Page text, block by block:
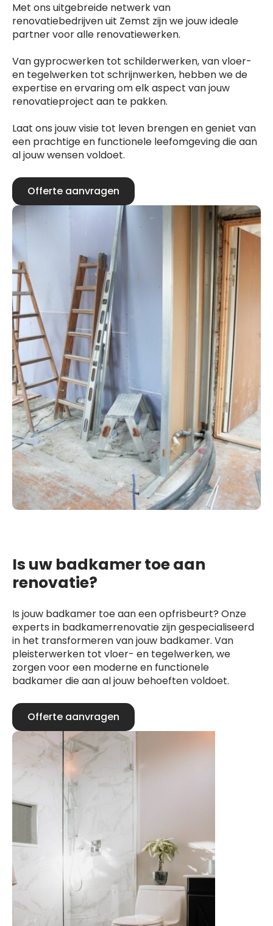
Met ons uitgebreide netwerk van
renovatiebedrijven uit Zemst zijn we jouw ideale
partner voor alle renovatiewerken.
Van gyprocwerken tot schilderwerken, van vloer-
en tegelwerken tot schrijnwerken, hebben we de
expertise en ervaring om elk aspect van jouw
renovatieproject aan te pakken.
Laat ons jouw visie tot leven brengen en geniet van
een prachtige en functionele leefomgeving die aan
al jouw wensen voldoet.
Offerte aanvragen
Is uw badkamer toe aan
renovatie?
Is jouw badkamer toe aan een opfrisbeurt? Onze
experts in badkamerrenovatie zijn gespecialiseerd
in het transformeren van jouw badkamer. Van
pleisterwerken tot vloer- en tegelwerken, we
zorgen voor een moderne en functionele
badkamer die aan al jouw behoeften voldoet.
Offerte aanvragen